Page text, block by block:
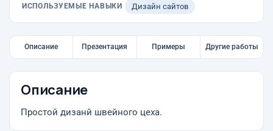
ИСПОЛЬЗУЕМЫЕ НАВЫКИ Дизайн сайтов
Описание Презентация Примеры Другие работы
Описание
Простой дизанй швейного цеха.